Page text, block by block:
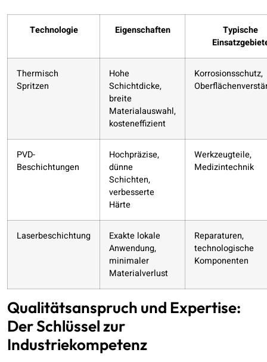
Technologie Eigenschaften
Typische
Thermisch
Spritzen
Hohe
Schichtdicke,
breite
Materialauswahl,
kosteneffizient
Korrosionsschutz,
PVD-
Beschichtungen
Hochpräzise,
dünne
Schichten,
verbesserte
Härte
Werkzeugteile,
Medizintechnik
Laserbeschichtung
Exakte lokale
Anwendung,
minimaler
Materialverlust
Reparaturen,
technologische
Komponenten
Qualitätsanspruch und Expertise:
Der Schlüssel zur
Industriekompetenz